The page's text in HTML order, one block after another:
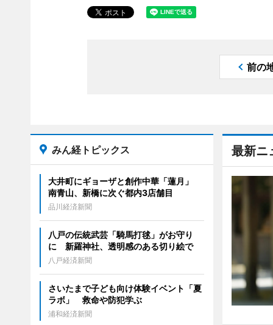
前の
最新ニ
みん経トピックス
大井町にギョーザと創作中華「蓮月」
南青山、新橋に次ぐ都内3店舗目
品川経済新聞
八戸の伝統武芸「騎馬打毬」がお守り
に 新羅神社、透明感のある切り絵で
八戸経済新聞
さいたまで子ども向け体験イベント「夏
ラボ」 救命や防犯学ぶ
浦和経済新聞